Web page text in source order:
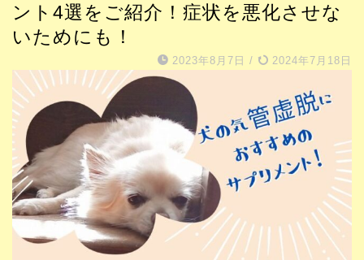
ント4選をご紹介！症状を悪化させな
いためにも！
2023年8月7日 / 2024年7月18日